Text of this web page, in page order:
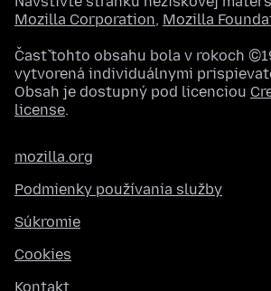
Mozilla Corporation, Mozilla
Časť tohto obsahu bola v rokoch
vytvorená individuálnymi
Obsah je dostupný pod licenciou
license.
mozilla.org
Podmienky používania služby
Súkromie
Cookies
Kontakt